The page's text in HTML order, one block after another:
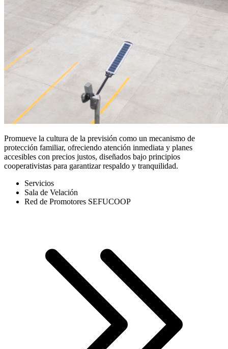
Promueve la cultura de la previsión como un mecanismo de
protección familiar, ofreciendo atención inmediata y planes
accesibles con precios justos, diseñados bajo principios
cooperativistas para garantizar respaldo y tranquilidad.
Servicios
Sala de Velación
Red de Promotores SEFUCOOP